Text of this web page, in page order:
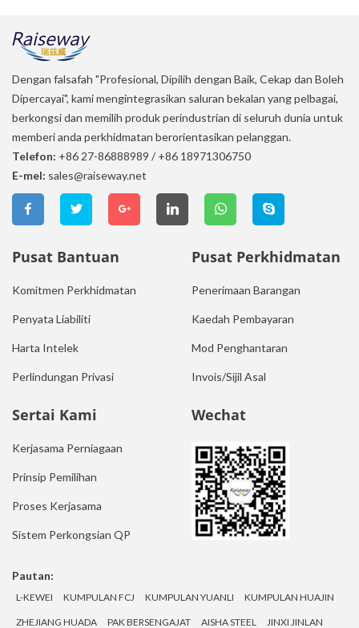
Dengan falsafah "Profesional, Dipilih dengan Baik, Cekap dan Boleh
Dipercayai", kami mengintegrasikan saluran bekalan yang pelbagai,
berkongsi dan memilih produk perindustrian di seluruh dunia untuk
memberi anda perkhidmatan berorientasikan pelanggan.
Telefon: +86 27-86888989 / +86 18971306750
E-mel: sales@raiseway.net
Pusat Bantuan
Komitmen Perkhidmatan
Penyata Liabiliti
Harta Intelek
Perlindungan Privasi
Pusat Perkhidmatan
Penerimaan Barangan
Kaedah Pembayaran
Mod Penghantaran
Invois/Sijil Asal
Sertai Kami
Kerjasama Perniagaan
Prinsip Pemilihan
Proses Kerjasama
Sistem Perkongsian QP
Wechat
Pautan:
L-KEWEI KUMPULAN FCJ KUMPULAN YUANLI KUMPULAN HUAJIN
ZHEJIANG HUADA PAK BERSENGAJAT AISHA STEEL JINXI JINLAN